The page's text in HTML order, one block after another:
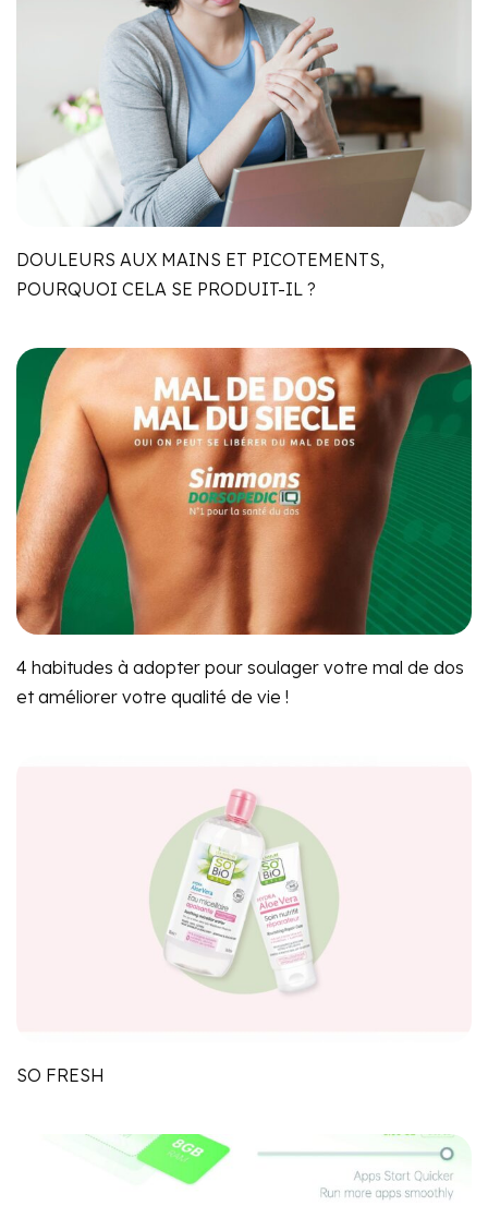
DOULEURS AUX MAINS ET PICOTEMENTS,
POURQUOI CELA SE PRODUIT-IL ?
4 habitudes à adopter pour soulager votre mal de dos
et améliorer votre qualité de vie !
SO FRESH